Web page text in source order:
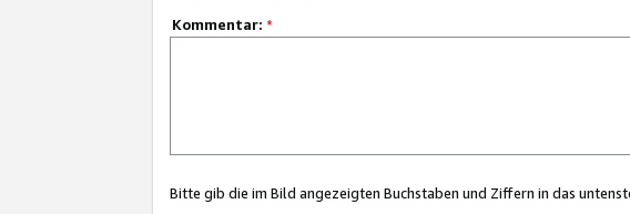
Kommentar: *
Bitte gib die im Bild angezeigten Buchstaben und Ziffern in das